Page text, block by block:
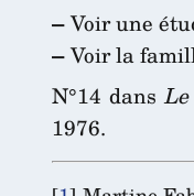
–Voir une
–Voir la
N°14 dans
1976.